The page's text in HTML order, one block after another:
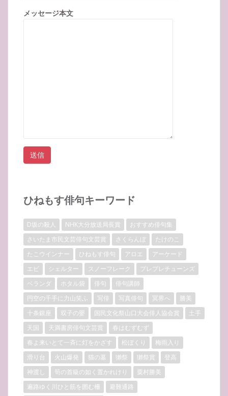
メッセージ本文
ひねもす俳句キーワード
D坂の殺人 NHK大分放送局長賞
おすすめ俳句集
さいたま市民文芸俳句文芸賞
さくらんぼ
たけのこ
たこウインナー
ひねもす俳句 アロエ
アーケード
エビ
シェルター スノーフレーク
プレプレチューンズ
ベランダ
ホタル袋 俳句
俳句講師
円空の千手に力山笑ふ
写俳 写真俳句 冥界へ
勝美
十条銀座
双子の嬰 国民文化祭山口大会俳人協会賞
土手
天国
天満書房俳句文芸賞
春はむずむず
春よ来いとて一斉に灯をかざす
松ぼくり
梅雨入り
滑り台
火山爆発 猫の墓 獺祭 獺祭賞
登高
神渡し
筍の首級の如く置かれけり
粟村勝美
遍路ゆく川ひと筋を囲む柵
避難通路